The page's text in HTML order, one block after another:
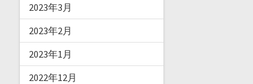
2023年3月
2023年2月
2023年1月
2022年12月